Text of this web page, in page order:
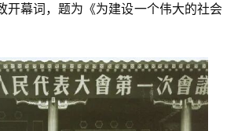
开幕词，题为《为建设一个伟大的社会